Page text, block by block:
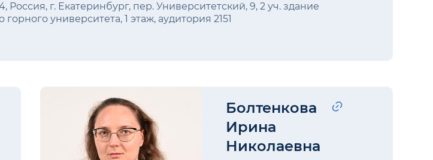
Россия, г. Екатеринбург, пер. Университетский, 9, 2 уч. здание
университета, 1 этаж, аудитория 2151
Болтенкова
Ирина
Николаевна